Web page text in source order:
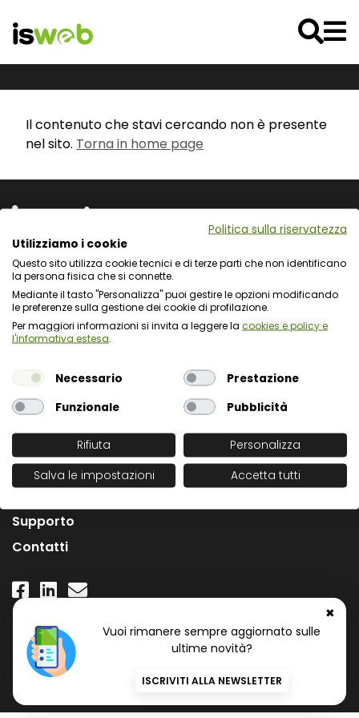
Il contenuto che stavi cercando non è presente
nel sito. Torna in home page
✖
Vuoi rimanere sempre aggiornato sulle
ultime novità?
ISCRIVITI ALLA NEWSLETTER
Via L. Cadorna 31 - 67051 Avezzano (AQ)
Via Fiume Giallo 3 - 00144 Roma
Registro delle Imprese del Gran Sasso d'Italia
C.F. e numero d'iscrizione: 01722270665
L'Azienda
Supporto
Contatti
Numero Verde Gratuito
800 97 34 34
Politica sulla riservatezza
Utilizziamo i cookie
Questo sito utilizza cookie tecnici e di terze parti che non identificano
la persona fisica che si connette.
Mediante il tasto "Personalizza" puoi gestire le opzioni modificando
le preferenze sulla gestione dei cookie di profilazione.
Per maggiori informazioni si invita a leggere la cookies e policy e
l'informativa estesa.
Necessario
Prestazione
Funzionale
Pubblicità
Rifiuta
Personalizza
Salva le impostazioni
Accetta tutti